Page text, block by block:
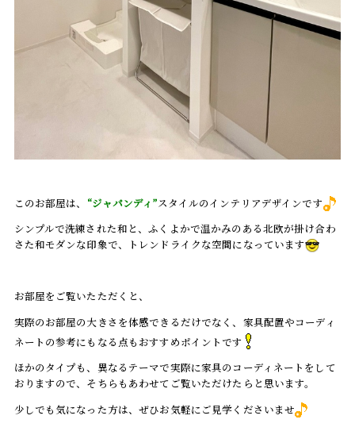
このお部屋は、 “ジャパンディ”スタイルのインテリアデザインです
シンプルで洗練された和と、ふくよかで温かみのある北欧が掛け合わ
さた和モダンな印象で、トレンドライクな空間になっています
お部屋をご覧いたただくと、
実際のお部屋の大きさを体感できるだけでなく、家具配置やコーディ
ネートの参考にもなる点もおすすめポイントです
ほかのタイプも、異なるテーマで実際に家具のコーディネートをして
おりますので、そちらもあわせてご覧いただけたらと思います。
少しでも気になった方は、ぜひお気軽にご見学くださいませ